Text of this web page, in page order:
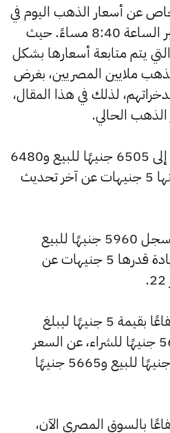
عن أسعار الذهب اليوم في
مصر الخميس 11 ديسمبر الساعة 8:40 مساءً. حيث
يتم متابعة أسعارها بشكل
ملايين المصريين، بغرض
لذلك في هذا المقال،
الحالي.
ارتفع سعر عيار 24 ليصل إلى 6505 جنيهًا للبيع و6480
جنيهًا للشراء، بزيادة قيمتها 5 جنيهات عن آخر تحديث
كما ارتفع سعر عيار 22 ليسجل 5960 جنيهًا للبيع
و5940 جنيهًا للشراء، بزيادة قدرها 5 جنيهات عن
كما شهد سعر عيار 21 ارتفاعًا بقيمة 5 جنيهًا ليبلغ
5690 جنيهًا للبيع و5670 جنيهًا للشراء، عن السعر
السابق الذي كان 5685 جنيهًا للبيع و5665 جنيهًا
سعر عيار 18 ارتفاعًا بالسوق المصري الآن،